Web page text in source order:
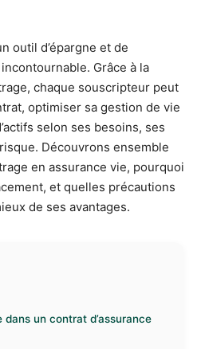
outil d’épargne et de
Grâce à la
chaque souscripteur peut
optimiser sa gestion de vie
selon ses besoins, ses
Découvrons ensemble
en assurance vie, pourquoi
et quelles précautions
de ses avantages.
dans un contrat d’assurance